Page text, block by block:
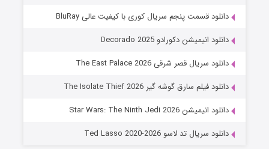
جادوگری در مغولستان
قسمت14 (زیرنویس) منتشر شد
دانلود قسمت پنجم سریال کوری با کیفیت عالی BluRay
دانلود انیمیشن دکورادو Decorado 2025
دانلود سریال قصر شرقی The East Palace 2026
دانلود فیلم سارق گوشه گیر The Isolate Thief 2026
دانلود انیمیشن Star Wars: The Ninth Jedi 2026
دانلود سریال تد لاسو Ted Lasso 2020-2026